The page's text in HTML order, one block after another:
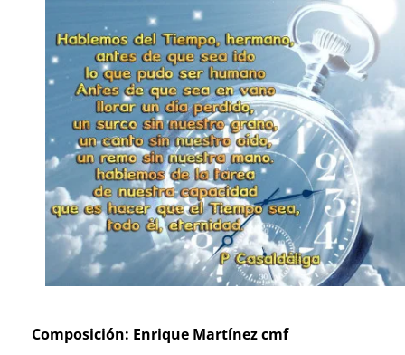
Composición: Enrique Martínez cmf